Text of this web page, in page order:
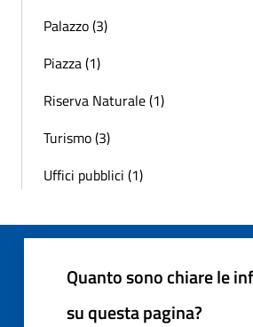
Palazzo (3)
Piazza (1)
Riserva Naturale (1)
Turismo (3)
Uffici pubblici (1)
Quanto sono chiare le
su questa pagina?